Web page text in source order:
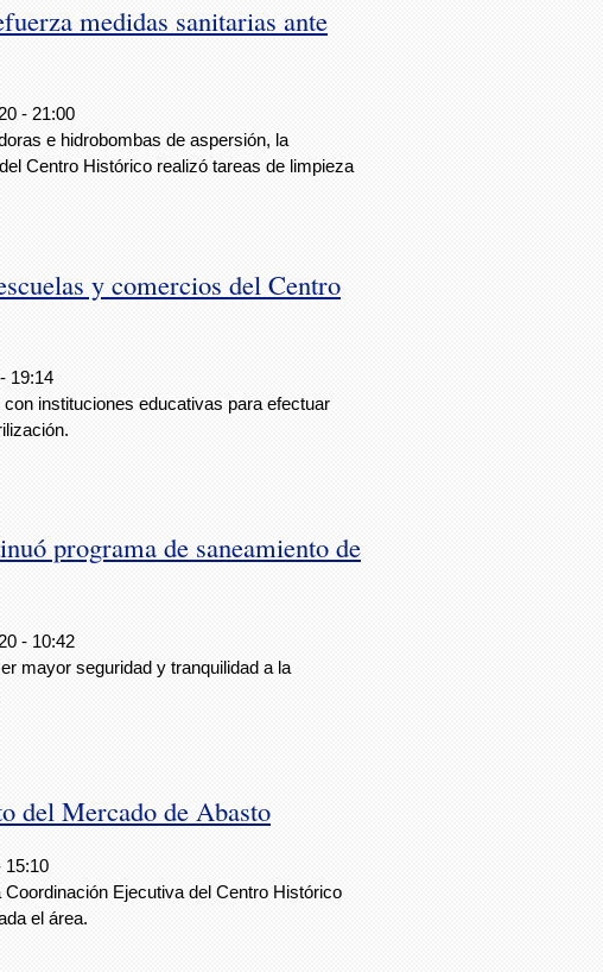
medidas sanitarias ante
- 21:00
e hidrobombas de aspersión, la
Centro Histórico realizó tareas de limpieza
y comercios del Centro
19:14
instituciones educativas para efectuar
programa de saneamiento de
- 10:42
mayor seguridad y tranquilidad a la
del Mercado de Abasto
15:10
Ejecutiva del Centro Histórico
el área.